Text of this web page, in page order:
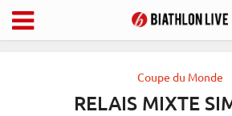
Coupe du Monde
RELAIS MIXTE